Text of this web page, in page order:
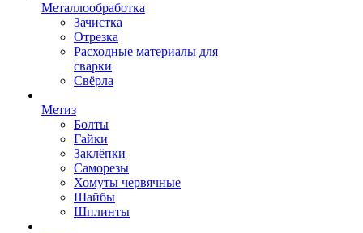
Металлообработка
Зачистка
Отрезка
Расходные материалы для
сварки
Свёрла
Метиз
Болты
Гайки
Заклёпки
Саморезы
Хомуты червячные
Шайбы
Шплинты